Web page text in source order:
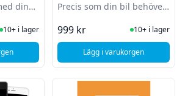
din
I Lager
10+ i lager
Felsökning och kostnadsförslag
Precis som din bil behöver
regelbundet!
999 kr I Lager
10+ i lager
Lägg i varukorgen
, Alina Årlig